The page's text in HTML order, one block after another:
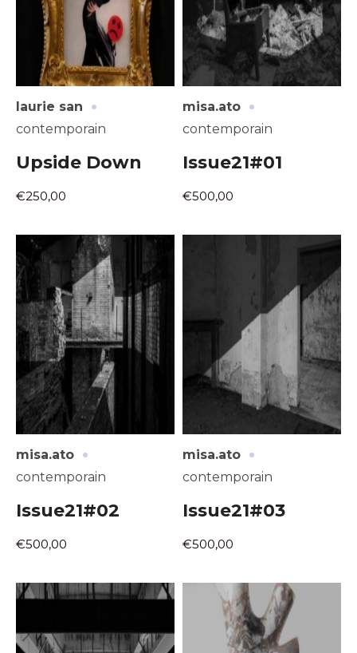
laurie san ·
contemporain
Upside Down
€250,00
misa.ato ·
contemporain
Issue21#01
€500,00
misa.ato ·
contemporain
Issue21#02
€500,00
misa.ato ·
contemporain
Issue21#03
€500,00